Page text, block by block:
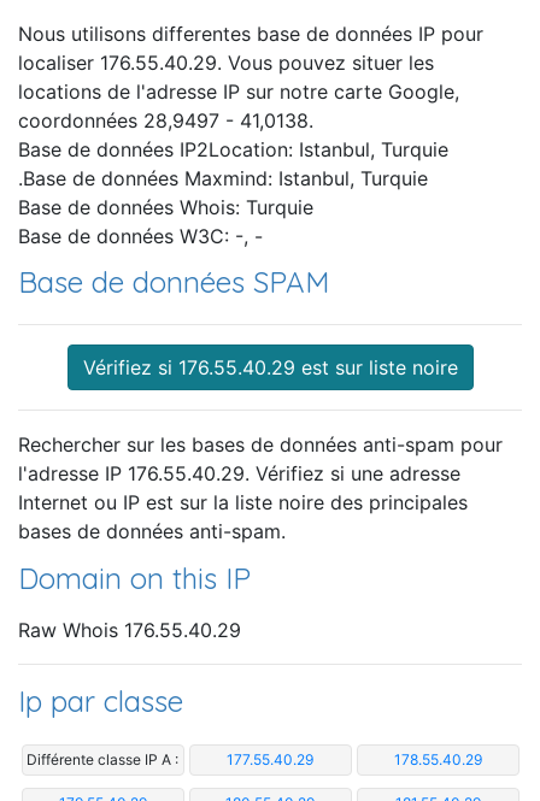
Nous utilisons differentes base de données IP pour
localiser 176.55.40.29. Vous pouvez situer les
locations de l'adresse IP sur notre carte Google,
coordonnées 28,9497 - 41,0138.
Base de données IP2Location: Istanbul, Turquie
.Base de données Maxmind: Istanbul, Turquie
Base de données Whois: Turquie
Base de données W3C: -, -
Base de données SPAM
Vérifiez si 176.55.40.29 est sur liste noire
Rechercher sur les bases de données anti-spam pour
l'adresse IP 176.55.40.29. Vérifiez si une adresse
Internet ou IP est sur la liste noire des principales
bases de données anti-spam.
Domain on this IP
Raw Whois 176.55.40.29
Ip par classe
Différente classe IP A : 177.55.40.29 178.55.40.29